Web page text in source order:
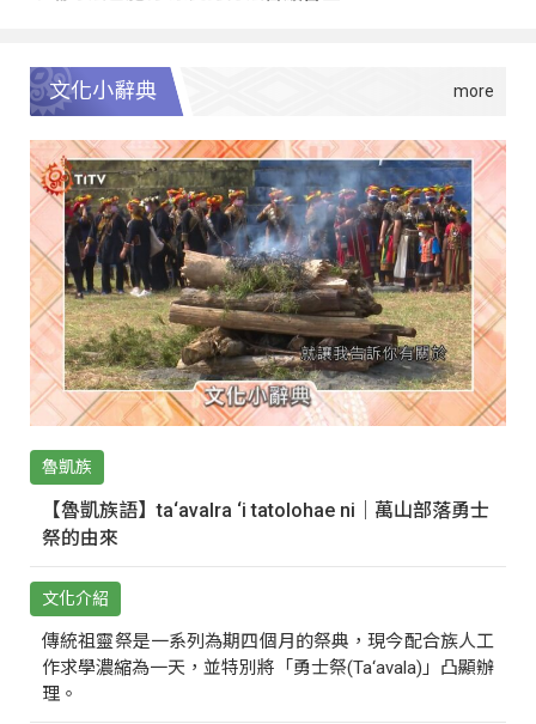
文化小辭典
魯凱族
【魯凱族語】ta‘avalra ‘i tatolohae ni｜萬山部落勇士
祭的由來
文化介紹
傳統祖靈祭是一系列為期四個月的祭典，現今配合族人工
作求學濃縮為一天，並特別將「勇士祭(Ta‘avala)」凸顯辦
理。